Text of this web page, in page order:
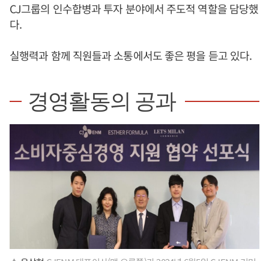
CJ그룹의 인수합병과 투자 분야에서 주도적 역할을 담당했
다.
실행력과 함께 직원들과 소통에서도 좋은 평을 듣고 있다.
경영활동의 공과